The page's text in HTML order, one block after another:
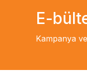
E-
Kampanya